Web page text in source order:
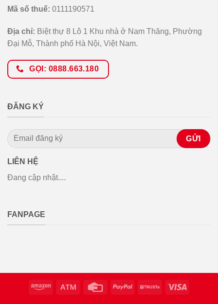
Mã số thuế: 0111190571
Địa chỉ: Biệt thự 8 Lô 1 Khu nhà ở Nam Thăng, Phường
Đại Mỗ, Thành phố Hà Nội, Việt Nam.
GỌI: 0888.663.180
ĐĂNG KÝ
LIÊN HỆ
Đang cập nhật....
FANPAGE